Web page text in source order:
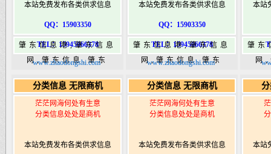
本站免费发布各类供求信息
QQ：15903350
TEL：15945066378
肇东信息港,肇东信息
网,肇东信息,肇东
港|www.zhaodongshi.com
www.zhaodongshi.com
本站免费发布各类供求信息
QQ：15903350
TEL：15945066378
肇东信息港,肇东信息
网,肇东信息,肇东
港|www.zhaodongshi.com
www.zhaodongshi.com
本站
肇东
网
港
分类信息 无限商机
茫茫网海何处有生意
分类信息处处是商机
本站免费发布各类供求信息
分类信息 无限商机
茫茫网海何处有生意
分类信息处处是商机
本站免费发布各类供求信息 本站